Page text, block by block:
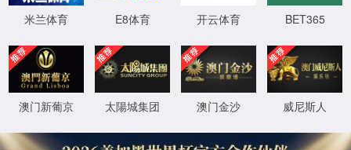
应知应会
金沙js333中国线路
金沙js333中国线路